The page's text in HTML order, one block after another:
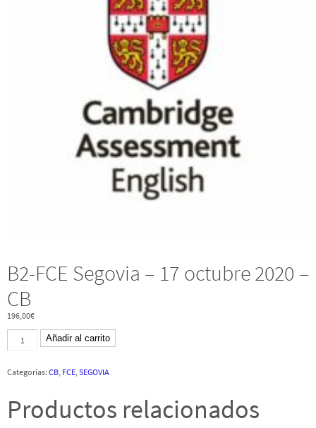
B2-FCE Segovia – 17 octubre 2020 –
CB
196,00€
B2-
Segovia
17
CB
cantidad
Añadir al carrito
Categorías: CB, FCE,SEGOVIA
Productos relacionados